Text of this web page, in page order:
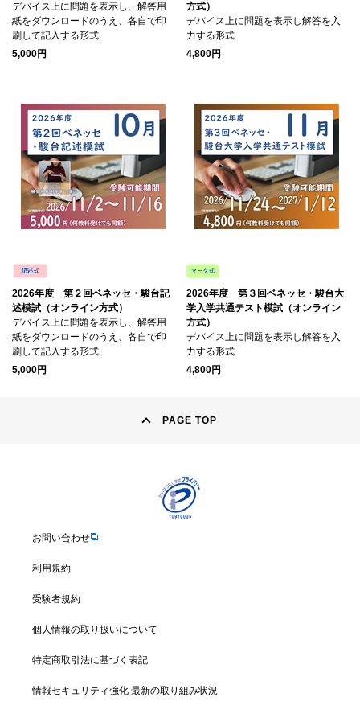
デバイス上に問題を表示し、解答用
紙をダウンロードのうえ、各自で印
刷して記入する形式
5,000円
方式）
デバイス上に問題を表示し解答を入
力する形式
4,800円
2026年度 第２回ベネッセ・駿台記
述模試（オンライン方式）
デバイス上に問題を表示し、解答用
紙をダウンロードのうえ、各自で印
刷して記入する形式
5,000円
2026年度 第３回ベネッセ・駿台大
学入学共通テスト模試（オンライン
方式）
デバイス上に問題を表示し解答を入
力する形式
4,800円
PAGE TOP
お問い合わせ
利用規約
受験者規約
個人情報の取り扱いについて
特定商取引法に基づく表記
情報セキュリティ強化 最新の取り組み状況